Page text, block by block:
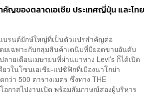
คัญของตลาดเอเชีย ประเทศญี่ปุ่น และไทย
บรนด์ยักษ์ใหญ่ที่เป็นตัวแปรสำคัญต่อ
เฉพาะกับกลุ่มสินค้าเดนิมที่มียอดขายอันดับ
ายเดือนเมษายนที่ผ่านมาทาง Levi’s ก็ได้เปิด
วในโซนเอเชีย-แปซิฟิกที่เมืองนาโกย่า
ว่า 500 ตารางเมตร ซึ่งทาง THE
โอกาสไปงานเปิด พร้อมสัมภาษณ์สองผู้บริหาร